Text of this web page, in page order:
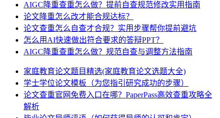
AIGC降重查重怎么做？提前自查规范修改实用指南
论文降重怎么改才能合规达标？
论文查重怎么自查才合规？实用步骤帮你提前避坑
怎么用AI快速做出符合要求的答辩PPT？
AIGC降重查重怎么做？规范自查与调整方法指南
家庭教育论文题目精选(家庭教育论文选题大全)
学士学位论文模板（为您指引研究成功的步骤）
论文查重官网免费入口在哪？PaperPass高效查重攻略全
解析